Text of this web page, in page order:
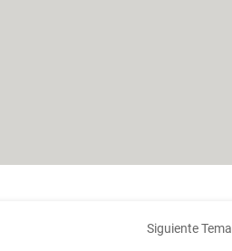
Siguiente Tema